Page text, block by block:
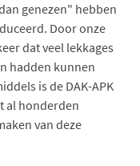
genezen" hebben
Door onze
dat veel lekkages
hadden kunnen
is de DAK-APK
al honderden
van deze